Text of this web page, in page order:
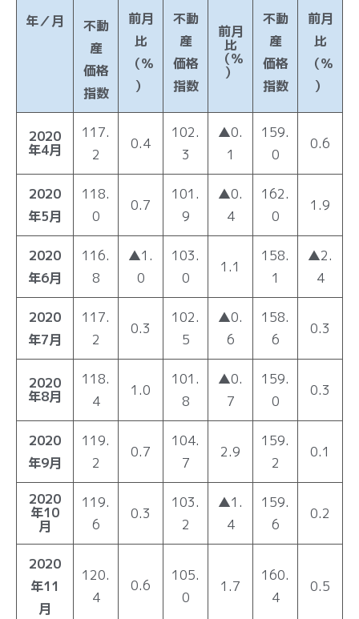
年／月
不動
産
価格
指数
前月
比
（％
）
不動
産
価格
指数
前月
比
（％
）
不動
産
価格
指数
前月
比
（％
）
2020
年4月
117.
2
0.4
102.
3
▲0.
1
159.
0
0.6
2020
年5月
118.
0
0.7
101.
9
▲0.
4
162.
0
1.9
2020
年6月
116.
8
▲1.
0
103.
0
1.1
158.
1
▲2.
4
2020
年7月
117.
2
0.3
102.
5
▲0.
6
158.
6
0.3
2020
年8月
118.
4
1.0
101.
8
▲0.
7
159.
0
0.3
2020
年9月
119.
2
0.7
104.
7
2.9
159.
2
0.1
2020
年10
月
119.
6
0.3
103.
2
▲1.
4
159.
6
0.2
2020
年11
月
120.
4
0.6
105.
0
1.7
160.
4
0.5